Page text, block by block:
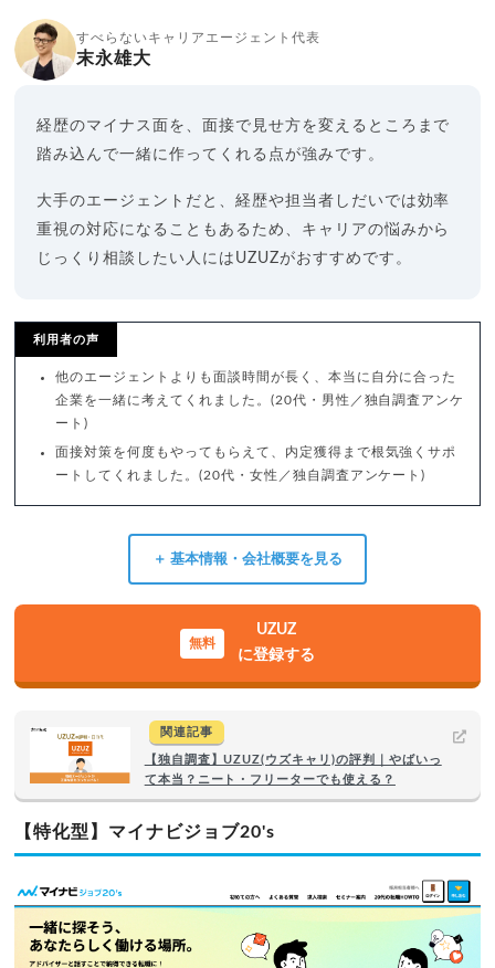
すべらないキャリアエージェント代表
末永雄大
経歴のマイナス面を、面接で見せ方を変えるところまで
踏み込んで一緒に作ってくれる点が強みです。
大手のエージェントだと、経歴や担当者しだいでは効率
重視の対応になることもあるため、キャリアの悩みから
じっくり相談したい人にはUZUZがおすすめです。
利用者の声
他のエージェントよりも面談時間が長く、本当に自分に合った
企業を一緒に考えてくれました。(20代・男性／独自調査アンケ
ート)
面接対策を何度もやってもらえて、内定獲得まで根気強くサポ
ートしてくれました。(20代・女性／独自調査アンケート)
＋ 基本情報・会社概要を見る
UZUZ
に登録する
関連記事
【独自調査】UZUZ(ウズキャリ)の評判｜やばいっ
て本当？ニート・フリーターでも使える？
【特化型】マイナビジョブ20's